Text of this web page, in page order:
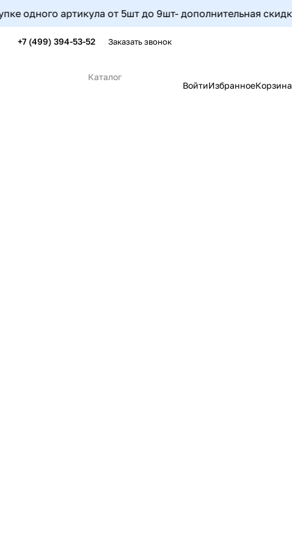
артикула от 5шт до 9шт- дополнительная скидка на этот
+7 (499) 394-53-52 Заказать звонок
Каталог
ВойтиИзбранноеКорзина